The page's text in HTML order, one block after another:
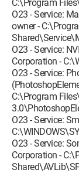
C:\Program
O23 - Service:
owner -
O23 - Service:
Corporation -
O23 - Service:
C:\Program
O23 - Service:
O23 - Service:
Corporation -